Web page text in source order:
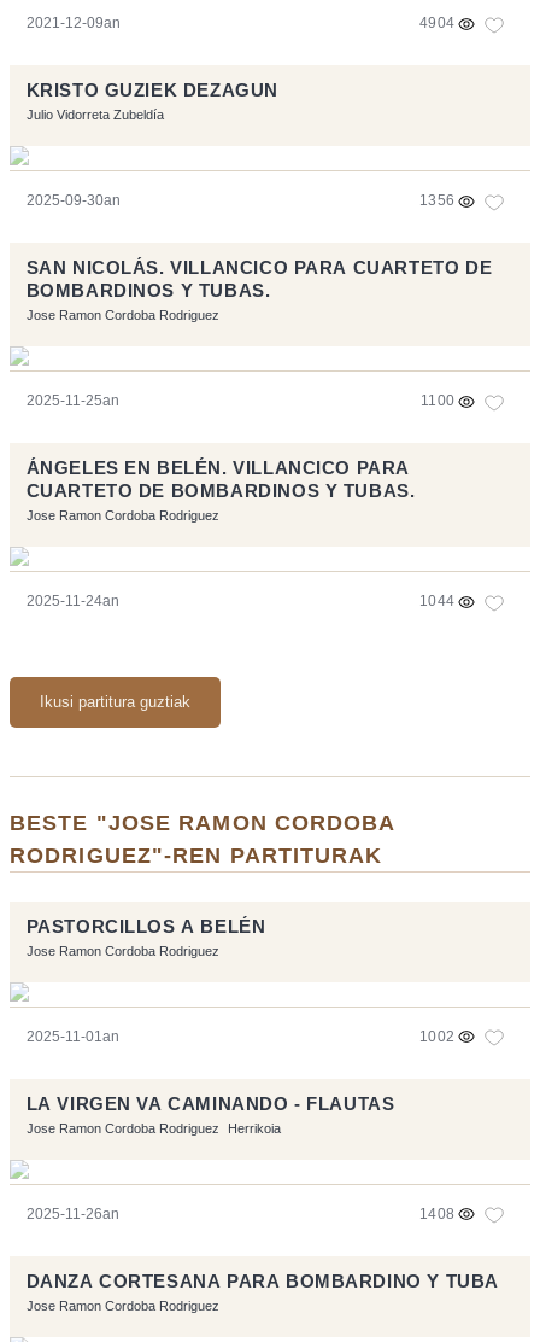
2021-12-09an 4904
KRISTO GUZIEK DEZAGUN
Julio Vidorreta Zubeldía
2025-09-30an 1356
SAN NICOLÁS. VILLANCICO PARA CUARTETO DE
BOMBARDINOS Y TUBAS.
Jose Ramon Cordoba Rodriguez
2025-11-25an 1100
ÁNGELES EN BELÉN. VILLANCICO PARA
CUARTETO DE BOMBARDINOS Y TUBAS.
Jose Ramon Cordoba Rodriguez
2025-11-24an 1044
Ikusi partitura guztiak
BESTE "JOSE RAMON CORDOBA
RODRIGUEZ"-REN PARTITURAK
PASTORCILLOS A BELÉN
Jose Ramon Cordoba Rodriguez
2025-11-01an 1002
LA VIRGEN VA CAMINANDO - FLAUTAS
Jose Ramon Cordoba Rodriguez Herrikoia
2025-11-26an 1408
DANZA CORTESANA PARA BOMBARDINO Y TUBA
Jose Ramon Cordoba Rodriguez